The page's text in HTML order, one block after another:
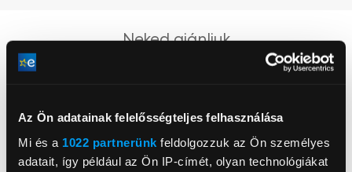
Az Ön adatainak felelősségteljes felhasználása
Mi és a 1022 partnerünk feldolgozzuk az Ön személyes
adatait, így például az Ön IP-címét, olyan technológiákat
Neked ajánljuk